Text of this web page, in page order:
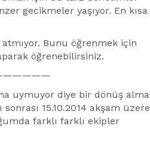
gecikmeler yaşıyor. En kısa
Bunu öğrenmek için
öğrenebilirsiniz.
uymuyor diye bir dönüş alma
15.10.2014 akşam üzere
farklı farklı ekipler